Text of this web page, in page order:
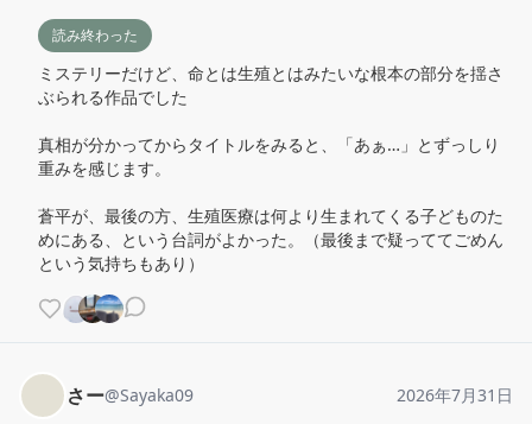
読み終わった
ミステリーだけど、命とは生殖とはみたいな根本の部分を揺さ
ぶられる作品でした
真相が分かってからタイトルをみると、「あぁ…」とずっしり
重みを感じます。
蒼平が、最後の方、生殖医療は何より生まれてくる子どものた
めにある、という台詞がよかった。（最後まで疑っててごめん
という気持ちもあり）
さー@Sayaka09 2026年7月31日